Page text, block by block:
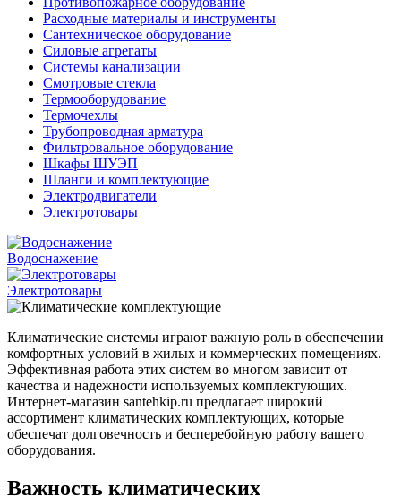
Расходные материалы и инструменты
Сантехническое оборудование
Силовые агрегаты
Системы канализации
Смотровые стекла
Термооборудование
Термочехлы
Трубопроводная арматура
Фильтровальное оборудование
Шкафы ШУЭП
Шланги и комплектующие
Электродвигатели
Электротовары
Водоснажение
Электротовары
Климатические системы играют важную роль в обеспечении
комфортных условий в жилых и коммерческих помещениях.
Эффективная работа этих систем во многом зависит от
качества и надежности используемых комплектующих.
Интернет-магазин santehkip.ru предлагает широкий
ассортимент климатических комплектующих, которые
обеспечат долговечность и бесперебойную работу вашего
оборудования.
Важность климатических